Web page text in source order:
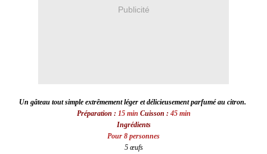
Publicité
Un gâteau tout simple extrêmement léger et délicieusement parfumé au citron.
Préparation : 15 min Cuisson : 45 min
Ingrédients
Pour 8 personnes
5 œufs